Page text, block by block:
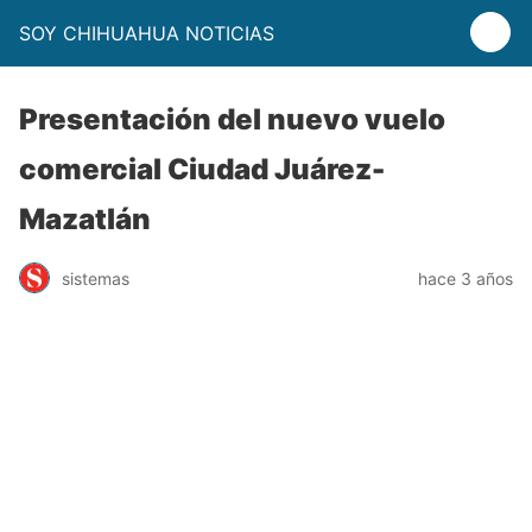
SOY CHIHUAHUA NOTICIAS
Presentación del nuevo vuelo
comercial Ciudad Juárez-
Mazatlán
sistemas hace 3 años